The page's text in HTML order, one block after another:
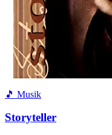
🎵 Musik
Storyteller